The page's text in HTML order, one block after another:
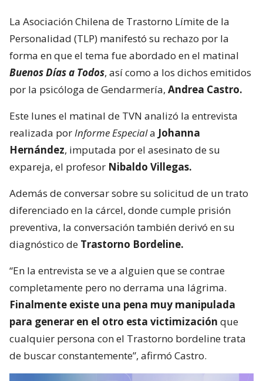
La Asociación Chilena de Trastorno Límite de la
Personalidad (TLP) manifestó su rechazo por la
forma en que el tema fue abordado en el matinal
Buenos Días a Todos, así como a los dichos emitidos
por la psicóloga de Gendarmería, Andrea Castro.
Este lunes el matinal de TVN analizó la entrevista
realizada porInforme Especiala Johanna
Hernández, imputada por el asesinato de su
expareja, el profesor Nibaldo Villegas.
Además de conversar sobre su solicitud de un trato
diferenciado en la cárcel, donde cumple prisión
preventiva, la conversación también derivó en su
diagnóstico de Trastorno Bordeline.
“En la entrevista se ve a alguien que se contrae
completamente pero no derrama una lágrima.
Finalmente existe una pena muy manipulada
para generar en el otro esta victimización que
cualquier persona con el Trastorno bordeline trata
de buscar constantemente”, afirmó Castro.